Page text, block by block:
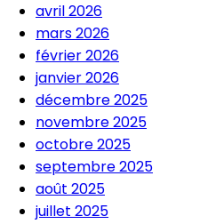
avril 2026
mars 2026
février 2026
janvier 2026
décembre 2025
novembre 2025
octobre 2025
septembre 2025
août 2025
juillet 2025